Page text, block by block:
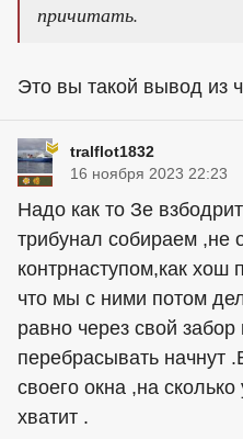
причитать.
Это вы такой вывод из
tralflot1832
16 ноября 2023 22:23
Надо как то Зе
трибунал собираем ,не
контрнаступом,как хош
что мы с ними потом
равно через свой
перебрасывать начнут
своего окна ,на сколько
хватит .